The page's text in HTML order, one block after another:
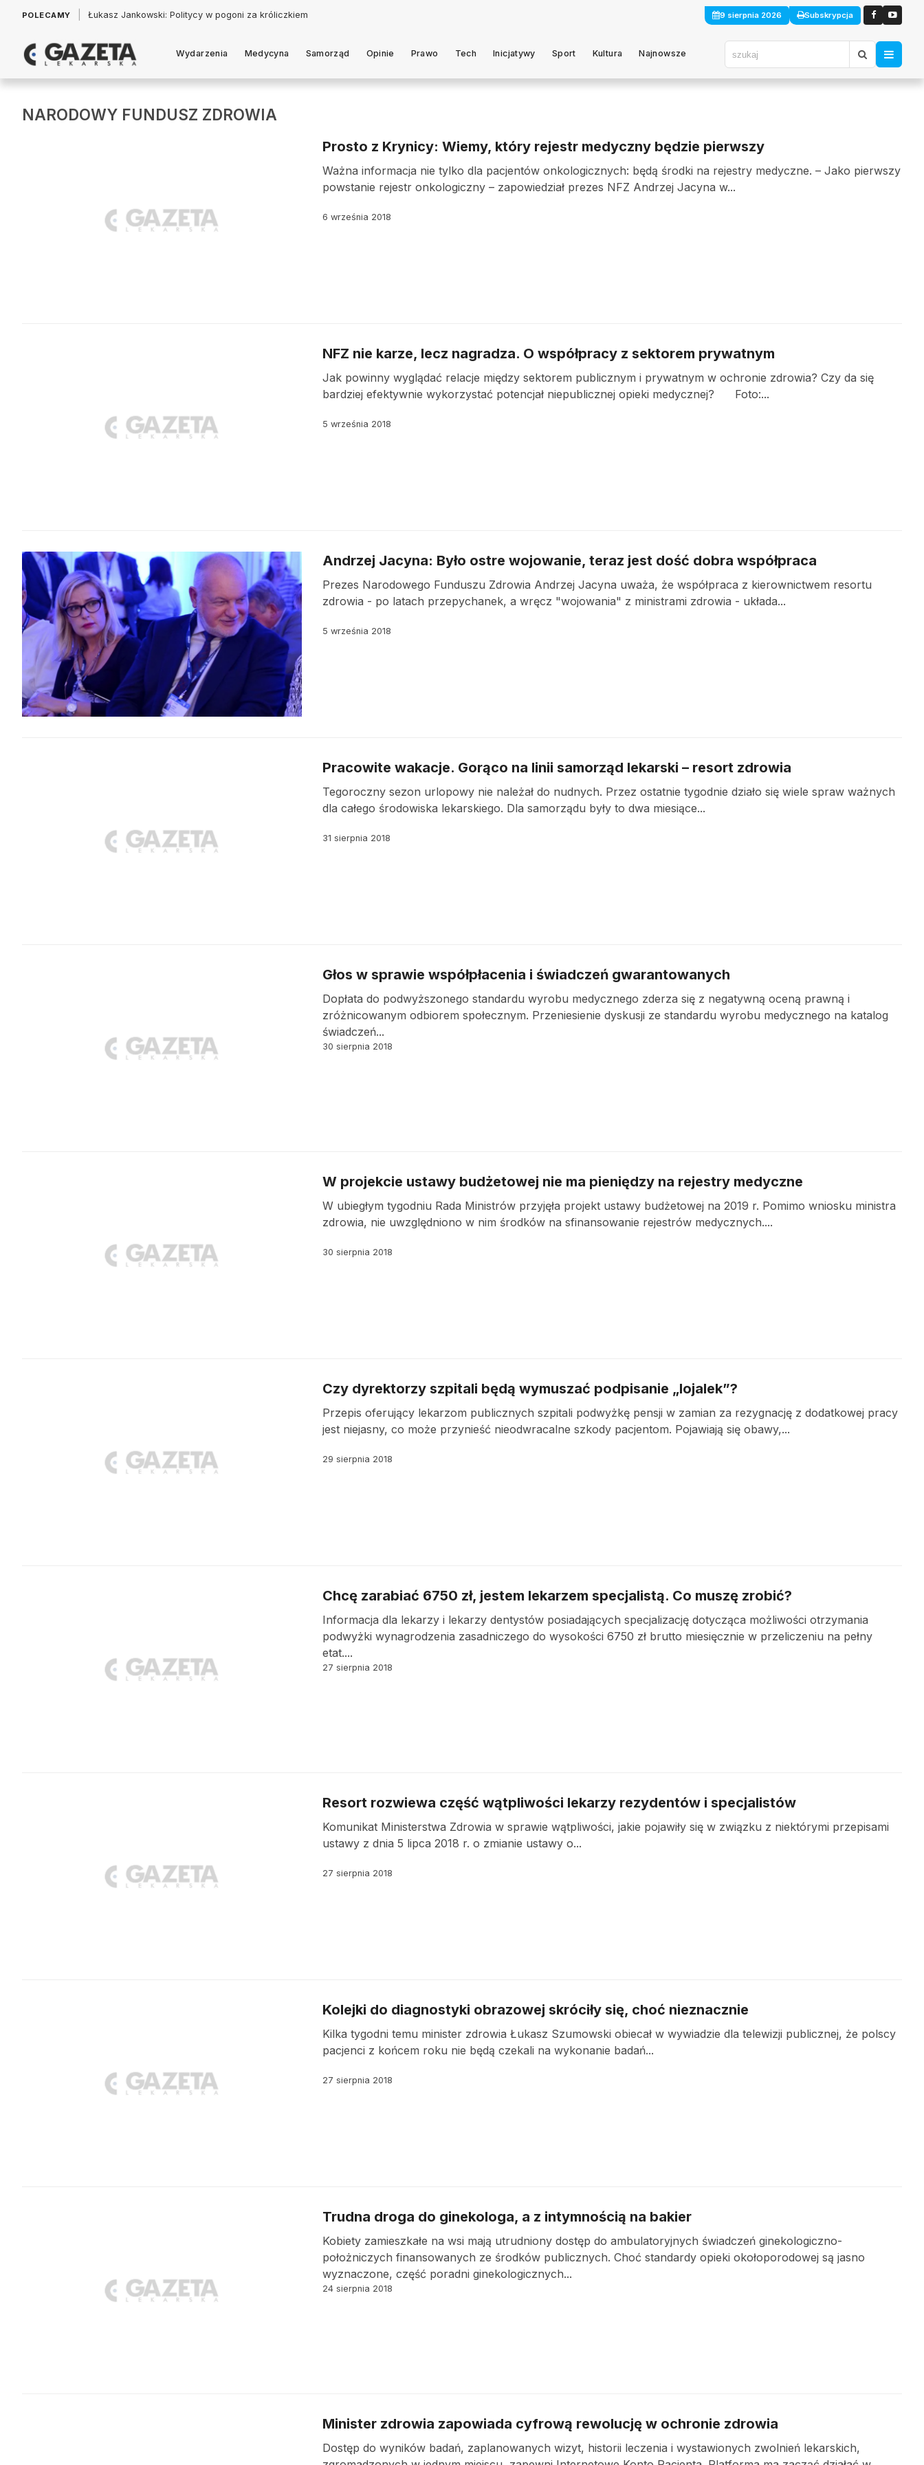
POLECAMY Łukasz Jankowski: Politycy w pogoni za króliczkiem 9 sierpnia 2026 Subskrypcja
Wydarzenia Medycyna Samorząd Opinie Prawo Tech Inicjatywy Sport Kultura Najnowsze
NARODOWY FUNDUSZ ZDROWIA
Prosto z Krynicy: Wiemy, który rejestr medyczny będzie pierwszy
Ważna informacja nie tylko dla pacjentów onkologicznych: będą środki na rejestry medyczne. – Jako pierwszy
powstanie rejestr onkologiczny – zapowiedział prezes NFZ Andrzej Jacyna w...
6 września 2018
NFZ nie karze, lecz nagradza. O współpracy z sektorem prywatnym
Jak powinny wyglądać relacje między sektorem publicznym i prywatnym w ochronie zdrowia? Czy da się
bardziej efektywnie wykorzystać potencjał niepublicznej opieki medycznej? Foto:...
5 września 2018
Andrzej Jacyna: Było ostre wojowanie, teraz jest dość dobra współpraca
Prezes Narodowego Funduszu Zdrowia Andrzej Jacyna uważa, że współpraca z kierownictwem resortu
zdrowia - po latach przepychanek, a wręcz "wojowania" z ministrami zdrowia - układa...
5 września 2018
Pracowite wakacje. Gorąco na linii samorząd lekarski – resort zdrowia
Tegoroczny sezon urlopowy nie należał do nudnych. Przez ostatnie tygodnie działo się wiele spraw ważnych
dla całego środowiska lekarskiego. Dla samorządu były to dwa miesiące...
31 sierpnia 2018
Głos w sprawie współpłacenia i świadczeń gwarantowanych
Dopłata do podwyższonego standardu wyrobu medycznego zderza się z negatywną oceną prawną i
zróżnicowanym odbiorem społecznym. Przeniesienie dyskusji ze standardu wyrobu medycznego na katalog
świadczeń...
30 sierpnia 2018
W projekcie ustawy budżetowej nie ma pieniędzy na rejestry medyczne
W ubiegłym tygodniu Rada Ministrów przyjęła projekt ustawy budżetowej na 2019 r. Pomimo wniosku ministra
zdrowia, nie uwzględniono w nim środków na sfinansowanie rejestrów medycznych....
30 sierpnia 2018
Czy dyrektorzy szpitali będą wymuszać podpisanie „lojalek”?
Przepis oferujący lekarzom publicznych szpitali podwyżkę pensji w zamian za rezygnację z dodatkowej pracy
jest niejasny, co może przynieść nieodwracalne szkody pacjentom. Pojawiają się obawy,...
29 sierpnia 2018
Chcę zarabiać 6750 zł, jestem lekarzem specjalistą. Co muszę zrobić?
Informacja dla lekarzy i lekarzy dentystów posiadających specjalizację dotycząca możliwości otrzymania
podwyżki wynagrodzenia zasadniczego do wysokości 6750 zł brutto miesięcznie w przeliczeniu na pełny
etat....
27 sierpnia 2018
Resort rozwiewa część wątpliwości lekarzy rezydentów i specjalistów
Komunikat Ministerstwa Zdrowia w sprawie wątpliwości, jakie pojawiły się w związku z niektórymi przepisami
ustawy z dnia 5 lipca 2018 r. o zmianie ustawy o...
27 sierpnia 2018
Kolejki do diagnostyki obrazowej skróciły się, choć nieznacznie
Kilka tygodni temu minister zdrowia Łukasz Szumowski obiecał w wywiadzie dla telewizji publicznej, że polscy
pacjenci z końcem roku nie będą czekali na wykonanie badań...
27 sierpnia 2018
Trudna droga do ginekologa, a z intymnością na bakier
Kobiety zamieszkałe na wsi mają utrudniony dostęp do ambulatoryjnych świadczeń ginekologiczno-
położniczych finansowanych ze środków publicznych. Choć standardy opieki okołoporodowej są jasno
wyznaczone, część poradni ginekologicznych...
24 sierpnia 2018
Minister zdrowia zapowiada cyfrową rewolucję w ochronie zdrowia
Dostęp do wyników badań, zaplanowanych wizyt, historii leczenia i wystawionych zwolnień lekarskich,